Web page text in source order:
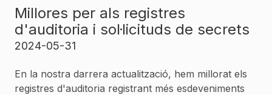
Millores per als registres
d'auditoria i sol·licituds de secrets
2024-05-31
En la nostra darrera actualització, hem millorat els
registres d'auditoria registrant més esdeveniments